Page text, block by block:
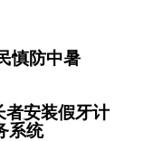
慎防中暑
者安装假牙计
系统